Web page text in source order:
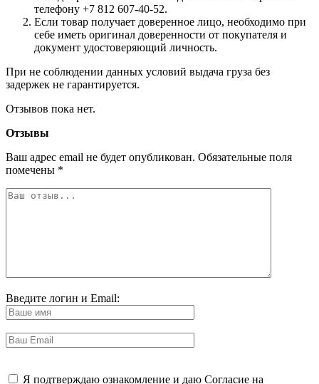
телефону +7 812 607-40-52.
Если товар получает доверенное лицо, необходимо при
себе иметь оригинал доверенности от покупателя и
документ удостоверяющий личность.
При не соблюдении данных условий выдача груза без
задержек не гарантируется.
Отзывов пока нет.
Отзывы
Ваш адрес email не будет опубликован. Обязательные поля
помечены *
Введите логин и Email:
Я подтверждаю ознакомление и даю Согласие на